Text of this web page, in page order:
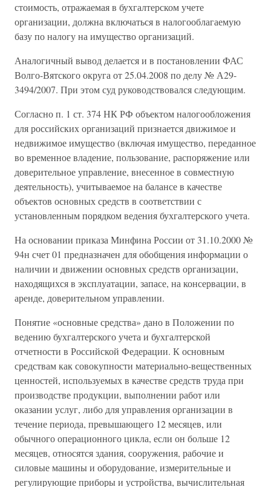
стоимость, отражаемая в бухгалтерском учете
организации, должна включаться в налогооблагаемую
базу по налогу на имущество организаций.
Аналогичный вывод делается и в постановлении ФАС
Волго-Вятского округа от 25.04.2008 по делу № А29-
3494/2007. При этом суд руководствовался следующим.
Согласно п. 1 ст. 374 НК РФ объектом налогообложения
для российских организаций признается движимое и
недвижимое имущество (включая имущество, переданное
во временное владение, пользование, распоряжение или
доверительное управление, внесенное в совместную
деятельность), учитываемое на балансе в качестве
объектов основных средств в соответствии с
установленным порядком ведения бухгалтерского учета.
На основании приказа Минфина России от 31.10.2000 №
94н счет 01 предназначен для обобщения информации о
наличии и движении основных средств организации,
находящихся в эксплуатации, запасе, на консервации, в
аренде, доверительном управлении.
Понятие «основные средства» дано в Положении по
ведению бухгалтерского учета и бухгалтерской
отчетности в Российской Федерации. К основным
средствам как совокупности материально-вещественных
ценностей, используемых в качестве средств труда при
производстве продукции, выполнении работ или
оказании услуг, либо для управления организации в
течение периода, превышающего 12 месяцев, или
обычного операционного цикла, если он больше 12
месяцев, относятся здания, сооружения, рабочие и
силовые машины и оборудование, измерительные и
регулирующие приборы и устройства, вычислительная